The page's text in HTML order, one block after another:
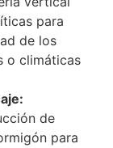
para
de los
o climáticas
de
para